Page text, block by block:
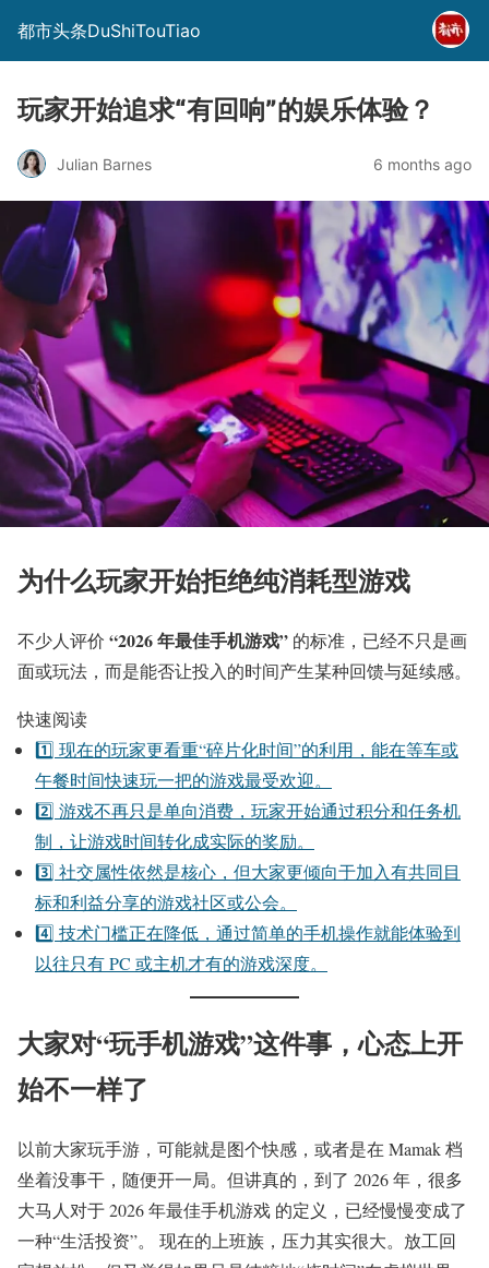
都市头条DuShiTouTiao
玩家开始追求“有回响”的娱乐体验？
Julian Barnes 6 months ago
为什么玩家开始拒绝纯消耗型游戏
不少人评价 “2026 年最佳手机游戏” 的标准，已经不只是画
面或玩法，而是能否让投入的时间产生某种回馈与延续感。
快速阅读
1️⃣ 现在的玩家更看重“碎片化时间”的利用，能在等车或
午餐时间快速玩一把的游戏最受欢迎。
2️⃣ 游戏不再只是单向消费，玩家开始通过积分和任务机
制，让游戏时间转化成实际的奖励。
3️⃣ 社交属性依然是核心，但大家更倾向于加入有共同目
标和利益分享的游戏社区或公会。
4️⃣ 技术门槛正在降低，通过简单的手机操作就能体验到
以往只有 PC 或主机才有的游戏深度。
大家对“玩手机游戏”这件事，心态上开
始不一样了
以前大家玩手游，可能就是图个快感，或者是在 Mamak 档
坐着没事干，随便开一局。但讲真的，到了 2026 年，很多
大马人对于 2026 年最佳手机游戏 的定义，已经慢慢变成了
一种“生活投资”。 现在的上班族，压力其实很大。放工回